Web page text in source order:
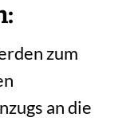
zum
an die